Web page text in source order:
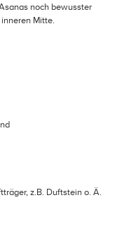
noch bewusster
Mitte.
z.B. Duftstein o. Ä.